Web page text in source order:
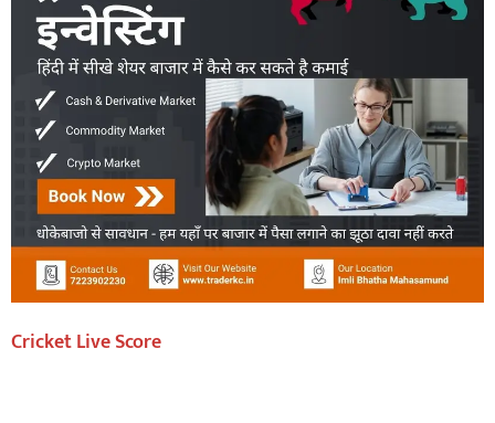
Cricket Live Score